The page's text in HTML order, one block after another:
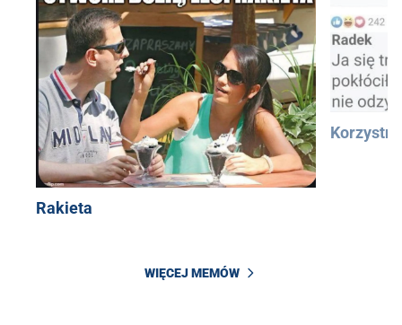
Rakieta
WIĘCEJ MEMÓW